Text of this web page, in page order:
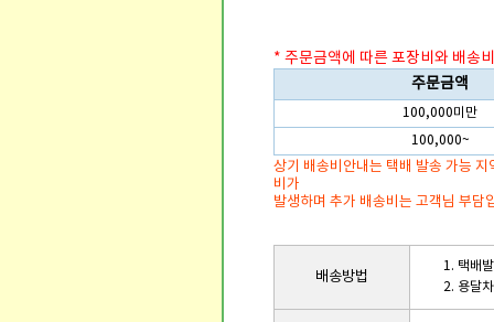
* 주문금액에 따른 포장비와 배송
주문금액
100,000미만
100,000~
상기 배송비안내는 택배 발송 가능
비가
발생하며 추가 배송비는 고객님 부담
배송방법
1. 택배
2. 용달